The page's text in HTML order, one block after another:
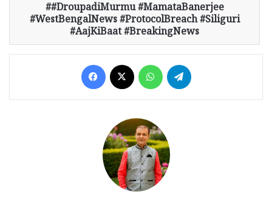
#DroupadiMurmu #MamataBanerjee
#WestBengalNews #ProtocolBreach #Siliguri
#AajKiBaat #BreakingNews
Facebook WhatsApp